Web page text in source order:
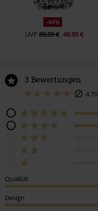
-44%
UVP 89,99 € 49,99 €
3 Bewertungen
4.70
Qualität
Design